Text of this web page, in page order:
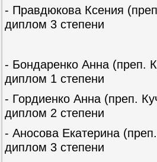
- Правдюкова Ксения
диплом 3 степени
9 – 10
- Бондаренко Анна (преп.
диплом 1 степени
- Гордиенко Анна (преп.
диплом 2 степени
- Аносова Екатерина
диплом 3 степени